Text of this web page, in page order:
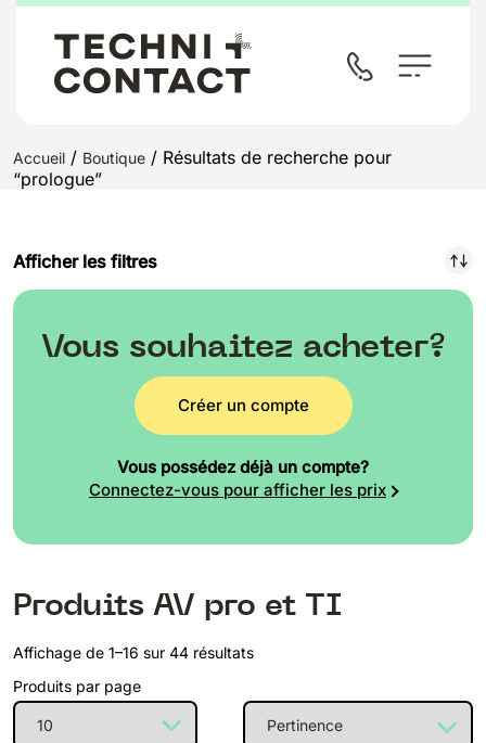
Accueil / Boutique / Résultats de recherche pour
“prologue”
Afficher les filtres
Vous souhaitez acheter?
Créer un compte
Vous possédez déjà un compte?
Connectez-vous pour afficher les prix
Produits AV pro et TI
Affichage de 1–16 sur 44 résultats
Produits par page